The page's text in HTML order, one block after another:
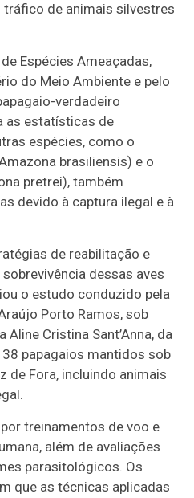
de animais silvestres
Espécies Ameaçadas,
do Meio Ambiente e pelo
verdadeiro
as estatísticas de
espécies, como o
brasiliensis) e o
pretrei), também
devido à captura ilegal e à
de reabilitação e
dessas aves
o estudo conduzido pela
Porto Ramos, sob
Cristina Sant’Anna, da
38 papagaios mantidos sob
de Fora, incluindo animais
treinamentos de voo e
além de avaliações
parasitológicos. Os
que as técnicas aplicadas